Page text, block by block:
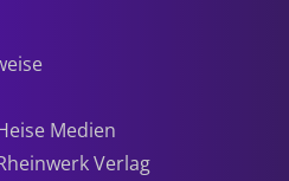
Medien
Verlag